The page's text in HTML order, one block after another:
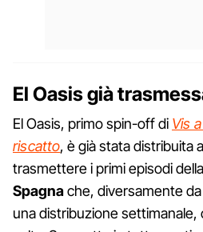
El Oasis già
El Oasis, primo spin-off di Vis
riscatto, è già stata distribuita
trasmettere i primi episodi
Spagnache, diversamente
una distribuzione settimanale,